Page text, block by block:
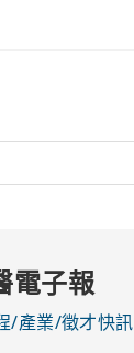
電子報
/產業/徵才快訊